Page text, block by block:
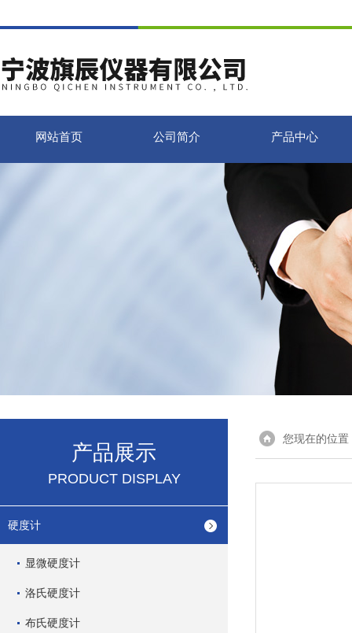
网站首页 公司简介 产品中心
产品展示
PRODUCT DISPLAY
硬度计
显微硬度计
洛氏硬度计
布氏硬度计
您现在的位置